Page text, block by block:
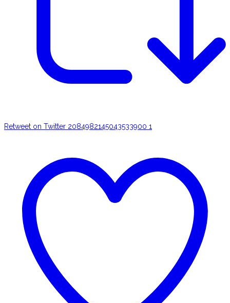
Retweet on Twitter 2084982145043533900 1